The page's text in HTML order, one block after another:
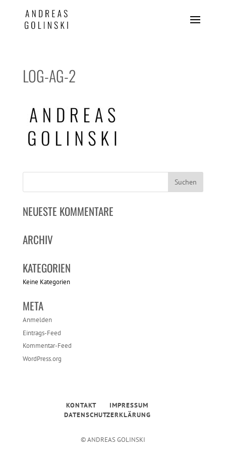
LOG-AG-2
NEUESTE KOMMENTARE
ARCHIV
KATEGORIEN
Keine Kategorien
META
Anmelden
Eintrags-Feed
Kommentar-Feed
WordPress.org
KONTAKT
IMPRESSUM
DATENSCHUTZERKLÄRUNG
© ANDREAS GOLINSKI